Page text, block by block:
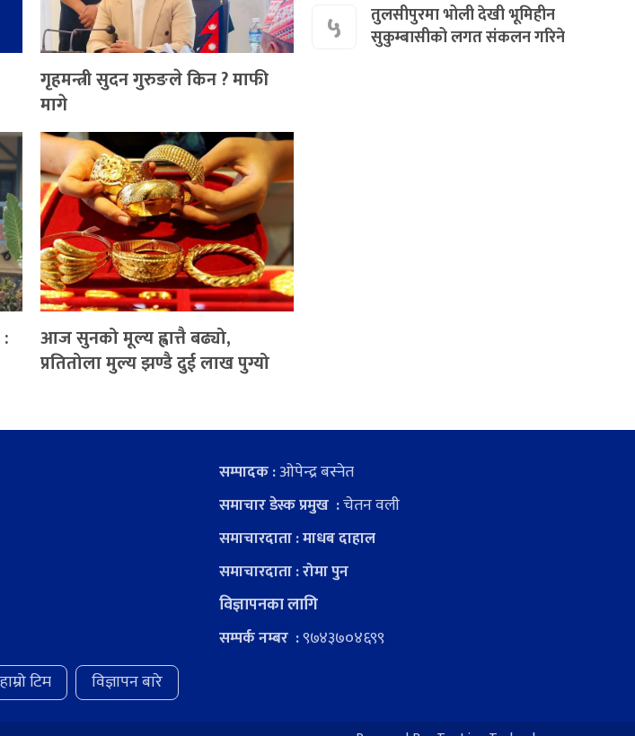
गृहमन्त्री सुदन गुरुङले किन ? माफी
मागे
:
आज सुनको मूल्य ह्वात्तै बढ्यो,
प्रतितोला मुल्य झण्डै दुई लाख पुग्यो
५
तुलसीपुरमा भोली देखी भूमिहीन
सुकुम्बासीको लगत संकलन गरिने
सम्पादक :ओपेन्द्र बस्नेत
समाचार डेस्क प्रमुख :चेतन वली
समाचारदाता : माधब दाहाल
समाचारदाता : रोमा पुन
विज्ञापनका लागि
सम्पर्क नम्बर :९७४३७०४६९९
हाम्रो टिम विज्ञापन बारे